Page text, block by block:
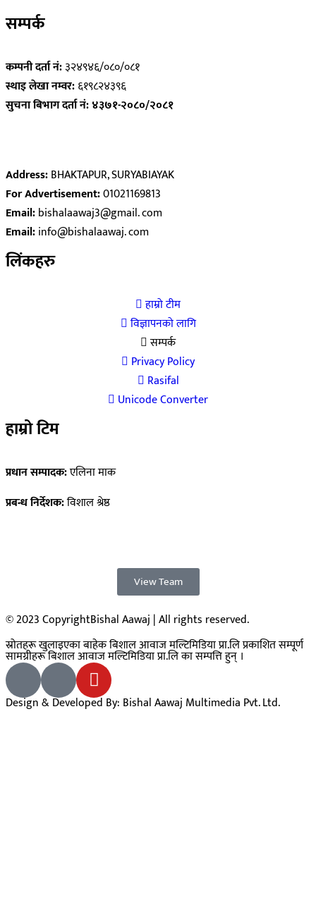
सम्पर्क
कम्पनी दर्ता नं:३२४९४६/०८०/०८१
स्थाइ लेखा नम्वर:६१९८२४३९६
सुचना बिभाग दर्ता नं: ४३७१-२०८०/२०८१
Address:BHAKTAPUR, SURYABIAYAK
For Advertisement:01021169813
Email:bishalaawaj3@gmail. com
Email:info@bishalaawaj. com
लिंकहरु
हाम्रो टीम
विज्ञापनको लागि
सम्पर्क
Privacy Policy
Rasifal
Unicode Converter
हाम्रो टिम
प्रधान सम्पादक:एलिना माक
प्रबन्ध निर्देशक:विशाल श्रेष्ठ
View Team
© 2023 CopyrightBishal Aawaj | All rights reserved.
स्रोतहरू खुलाइएका बाहेक बिशाल आवाज मल्टिमिडिया प्रा.लि प्रकाशित सम्पूर्ण
सामग्रीहरू बिशाल आवाज मल्टिमिडिया प्रा.लि का सम्पत्ति हुन् ।
Design & Developed By: Bishal Aawaj Multimedia Pvt. Ltd.